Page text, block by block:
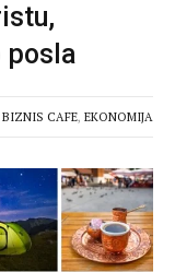
posla
BIZNIS CAFE, EKONOMIJA